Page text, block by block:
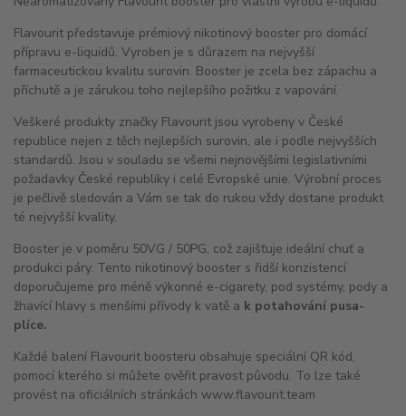
Flavourit představuje prémiový nikotinový booster pro domácí
přípravu e-liquidů. Vyroben je s důrazem na nejvyšší
farmaceutickou kvalitu surovin. Booster je zcela bez zápachu a
příchutě a je zárukou toho nejlepšího požitku z vapování.
Veškeré produkty značky Flavourit jsou vyrobeny v České
republice nejen z těch nejlepších surovin, ale i podle nejvyšších
standardů. Jsou v souladu se všemi nejnovějšími legislativními
požadavky České republiky i celé Evropské unie. Výrobní proces
je pečlivě sledován a Vám se tak do rukou vždy dostane produkt
té nejvyšší kvality.
Booster je v poměru 50VG / 50PG, což zajišťuje ideální chuť a
produkci páry. Tento nikotinový booster s řidší konzistencí
doporučujeme pro méně výkonné e-cigarety, pod systémy, pody a
žhavící hlavy s menšími přívody k vatě a k potahování pusa-
plíce.
Každé balení Flavourit boosteru obsahuje speciální QR kód,
pomocí kterého si můžete ověřit pravost původu. To lze také
provést na oficiálních stránkách www.flavourit.team